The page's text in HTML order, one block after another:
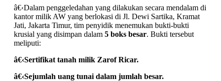
â€‹Dalam penggeledahan yang dilakukan secara mendalam di
kantor milik AW yang berlokasi di Jl. Dewi Sartika, Kramat
Jati, Jakarta Timur, tim penyidik menemukan bukti-bukti
krusial yang disimpan dalam 5 boks besar. Bukti tersebut
meliputi:
â€‹Sertifikat tanah milik Zarof Ricar.
â€‹Sejumlah uang tunai dalam jumlah besar.